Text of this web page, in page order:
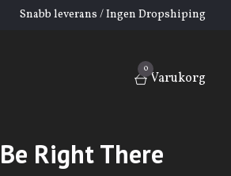
Snabb leverans / Ingen Dropshiping
0
Varukorg
Right There